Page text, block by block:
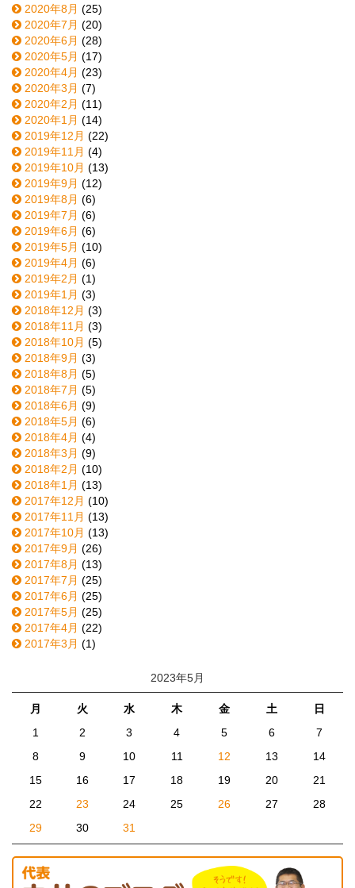
2020年8月 (25)
2020年7月 (20)
2020年6月 (28)
2020年5月 (17)
2020年4月 (23)
2020年3月 (7)
2020年2月 (11)
2020年1月 (14)
2019年12月 (22)
2019年11月 (4)
2019年10月 (13)
2019年9月 (12)
2019年8月 (6)
2019年7月 (6)
2019年6月 (6)
2019年5月 (10)
2019年4月 (6)
2019年2月 (1)
2019年1月 (3)
2018年12月 (3)
2018年11月 (3)
2018年10月 (5)
2018年9月 (3)
2018年8月 (5)
2018年7月 (5)
2018年6月 (9)
2018年5月 (6)
2018年4月 (4)
2018年3月 (9)
2018年2月 (10)
2018年1月 (13)
2017年12月 (10)
2017年11月 (13)
2017年10月 (13)
2017年9月 (26)
2017年8月 (13)
2017年7月 (25)
2017年6月 (25)
2017年5月 (25)
2017年4月 (22)
2017年3月 (1)
2023年5月
月 火 水 木 金 土
日
1
2 3 4 5 6
7
8
9 10 11 12 13
14
15
16 17 18 19 20
21
22
23 24 25 26 27
28
29
30 31